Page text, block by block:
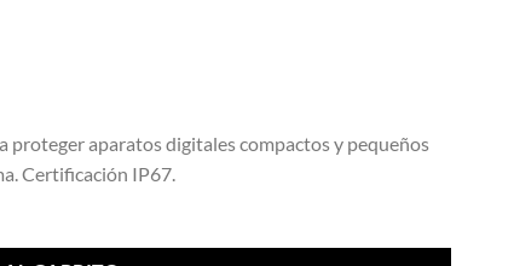
proteger aparatos digitales compactos y pequeños
Certificación IP67.